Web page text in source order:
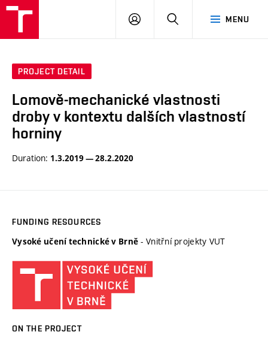
MENU
LOG
SEARCH
PROJECT DETAIL
Lomově-mechanické vlastnosti
droby v kontextu dalších vlastností
horniny
Duration: 1.3.2019 — 28.2.2020
FUNDING RESOURCES
Vysoké učení technické v Brně - Vnitřní projekty VUT
ON THE PROJECT